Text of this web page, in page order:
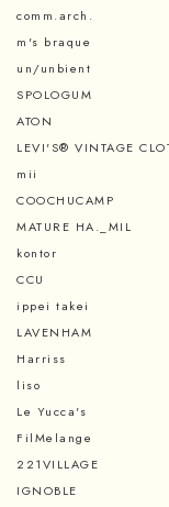
comm.arch.
m's braque
un/unbient
SPOLOGUM
ATON
LEVI'S® VINTAGE
mii
COOCHUCAMP
MATURE HA._MIL
kontor
CCU
ippei takei
LAVENHAM
Harriss
liso
Le Yucca's
FilMelange
221VILLAGE
IGNOBLE